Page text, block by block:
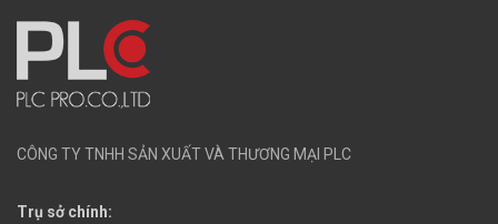
CÔNG TY TNHH SẢN XUẤT VÀ THƯƠNG MẠI PLC
Trụ sở chính: